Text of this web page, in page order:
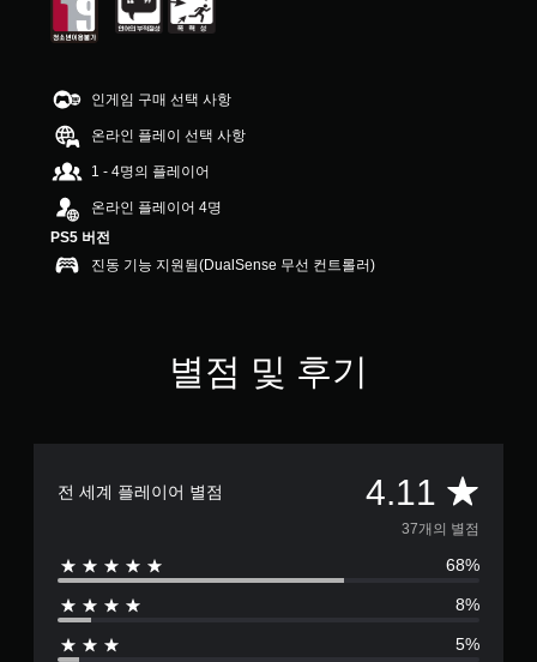
별
중
4
1
개
별
인게임 구매 선택 사항
온라인 플레이 선택 사항
1 - 4명의 플레이어
온라인 플레이어 4명
PS5 버전
진동 기능 지원됨(DualSense 무선 컨트롤러)
별점 및 후기
전 세계 플레이어 별점 4.11 총
3
7
별
37개의 별점
68%
8%
5%